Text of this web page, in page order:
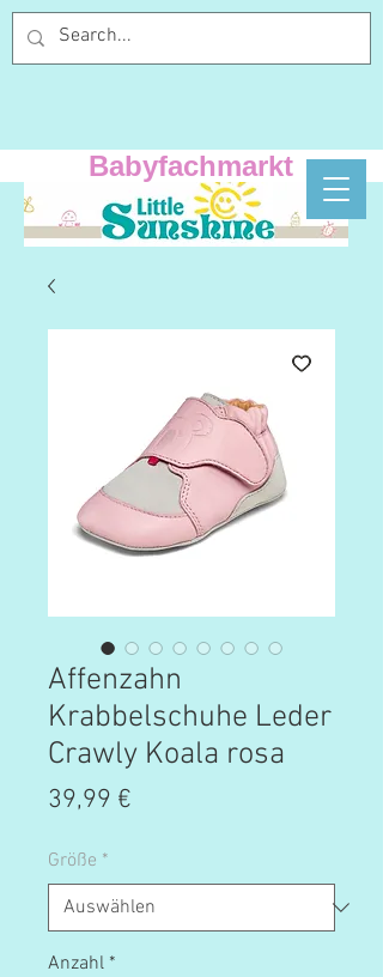
Affenzahn
Krabbelschuhe Leder
Crawly Koala rosa
39,99 €
Größe *
Anzahl *